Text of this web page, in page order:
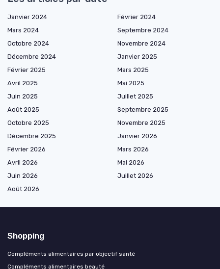
Janvier 2024
Février 2024
Mars 2024
Septembre 2024
Octobre 2024
Novembre 2024
Décembre 2024
Janvier 2025
Février 2025
Mars 2025
Avril 2025
Mai 2025
Juin 2025
Juillet 2025
Août 2025
Septembre 2025
Octobre 2025
Novembre 2025
Décembre 2025
Janvier 2026
Février 2026
Mars 2026
Avril 2026
Mai 2026
Juin 2026
Juillet 2026
Août 2026
Shopping
Compléments alimentaires par objectif santé
Compléments alimentaires beauté